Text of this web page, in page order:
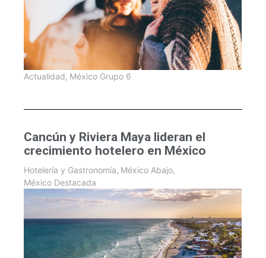
Actualidad, México Grupo 6
Cancún y Riviera Maya lideran el
crecimiento hotelero en México
Hotelería y Gastronomía, México Abajo,
México Destacada